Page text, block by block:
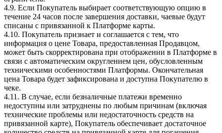
4.9. Если Покупатель выбирает соответствующую опцию в
течение 24 часов после завершения доставки, чаевые будут
списаны с привязанной к Платформе карты.
4.10. Покупатель признает и соглашается с тем, что
информация о цене Товара, предоставленная Продавцом,
может быть скорректирована при отображении в Платформе в
связи с автоматическим округлением цен, обусловленным
техническими особенностями Платформы. Окончательная
цена Товара будет зафиксирована и доступна Покупателю в
чеке.
4.11. В случае, если безналичные платежи временно
недоступны или затруднены по любым причинам (включая
технические проблемы или недостаточность средств на
привязанной карте), Покупатель обеспечивает достаточное